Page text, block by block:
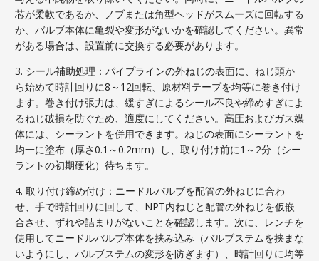
芯が柔軟であるか、ノブまたは角型ヘッドがスムーズに回転する
か、バルブ本体に亀裂や変形がないかを確認してください。異常
がある場合は、設置前に交換する必要があります。
3. シール補助処理：パイプラインの外ねじの表面に、ねじ頭か
ら始めて時計回りに8～12回転、原材料テープを均等に巻き付け
ます。巻き付け張力は、緩すぎによるシール不良や締めすぎによ
るねじ破損を防ぐため、適度にしてください。高圧およびガス媒
体には、シーラントを併用できます。ねじの表面にシーラントを
均一に塗布（厚さ0.1～0.2mm）し、取り付け前に1～2分（シー
ラントの初期硬化）待ちます。
4. 取り付け締め付け：ニードルバルブを配管の外ねじに合わ
せ、手で時計回りに回して、NPT内ねじと配管の外ねじを仮嵌
合させ、ずれや詰まりがないことを確認します。次に、レンチを
使用してニードルバルブ本体を挟み込み（バルブステムを挟まな
いようにし、バルブステムの変形を防ぎます）、時計回りに均等